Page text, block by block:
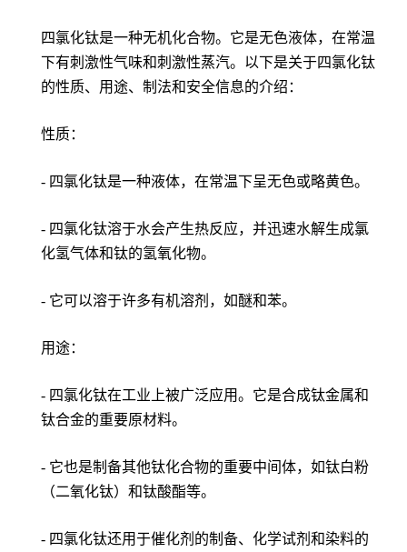
四氯化钛是一种无机化合物。它是无色液体，在常温
下有刺激性气味和刺激性蒸汽。以下是关于四氯化钛
的性质、用途、制法和安全信息的介绍：
性质：
- 四氯化钛是一种液体，在常温下呈无色或略黄色。
- 四氯化钛溶于水会产生热反应，并迅速水解生成氯
化氢气体和钛的氢氧化物。
- 它可以溶于许多有机溶剂，如醚和苯。
用途：
- 四氯化钛在工业上被广泛应用。它是合成钛金属和
钛合金的重要原材料。
- 它也是制备其他钛化合物的重要中间体，如钛白粉
（二氧化钛）和钛酸酯等。
- 四氯化钛还用于催化剂的制备、化学试剂和染料的